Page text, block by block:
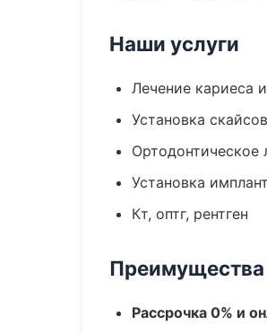
Наши услуги
Лечение кариеса
Установка
Ортодонтическое
Установка
Кт, оптг, рентген
Рассрочка 0% и